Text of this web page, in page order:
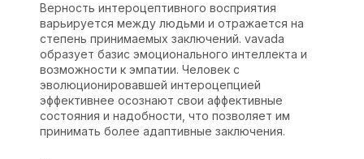
Верность интероцептивного восприятия
варьируется между людьми и отражается на
степень принимаемых заключений. vavada
образует базис эмоционального интеллекта и
возможности к эмпатии. Человек с
эволюционировавшей интероцепцией
эффективнее осознают свои аффективные
состояния и надобности, что позволяет им
принимать более адаптивные заключения.